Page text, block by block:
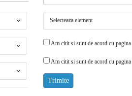
Selecteaza element
Am citit si sunt de acord cu pagina
Am citit si sunt de acord cu pagina
Trimite